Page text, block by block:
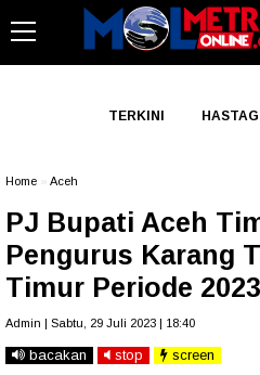
TERKINI HASTAG
Home Aceh
PJ Bupati Aceh
Pengurus Karang
Timur Periode
Admin | Sabtu, 29 Juli 2023 | 18:40
bacakan stop screen